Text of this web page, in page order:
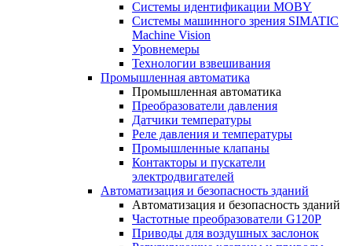
Системы идентификации MOBY
Системы машинного зрения SIMATIC
Machine Vision
Уровнемеры
Технологии взвешивания
Промышленная автоматика
Промышленная автоматика
Преобразователи давления
Датчики температуры
Реле давления и температуры
Промышленные клапаны
Контакторы и пускатели
электродвигателей
Автоматизация и безопасность зданий
Автоматизация и безопасность зданий
Частотные преобразователи G120P
Приводы для воздушных заслонок